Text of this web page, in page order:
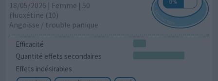
18/05/2026 | Femme | 50
fluoxétine (10)
Angoisse / trouble panique
Efficacité
Quantité effets secondaires
Effets indésirables